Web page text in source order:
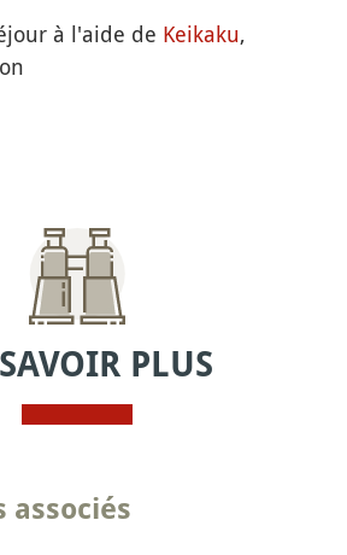
à l'aide de Keikaku,
PLUS
associés